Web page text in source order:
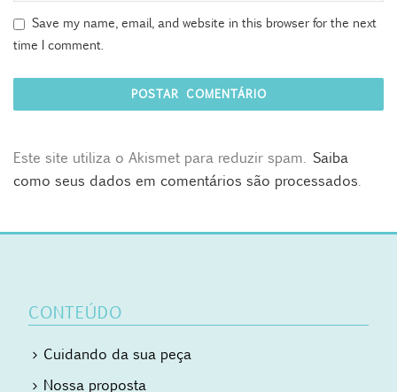
Save my name, email, and website in this browser for the next
time I comment.
Este site utiliza o Akismet para reduzir spam. Saiba
como seus dados em comentários são processados.
CONTEÚDO
Cuidando da sua peça
Nossa proposta